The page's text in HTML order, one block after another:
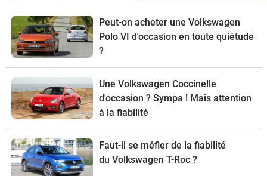
Peut-on acheter une Volkswagen
Polo VI d'occasion en toute quiétude
?
Une Volkswagen Coccinelle
d'occasion ? Sympa ! Mais attention
à la fiabilité
Faut-il se méfier de la fiabilité
du Volkswagen T-Roc ?